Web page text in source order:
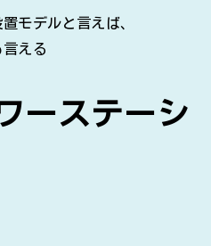
モデルと言えば、
える
ーステーシ